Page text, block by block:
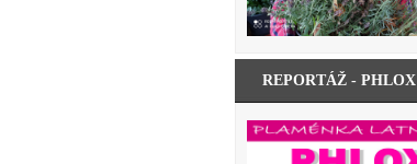
REPORTÁŽ - PHLOX